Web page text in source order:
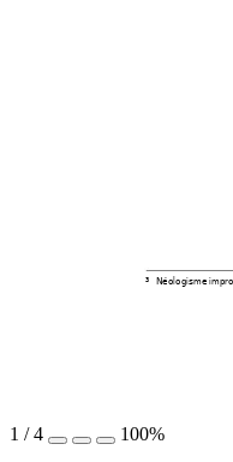
3 Néologisme
1 /4 100%